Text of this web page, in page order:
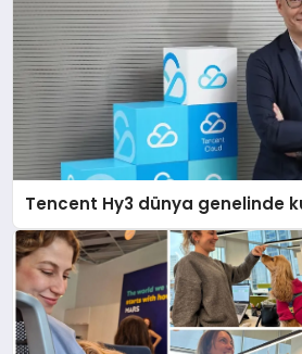
Tencent Hy3 dünya genelinde